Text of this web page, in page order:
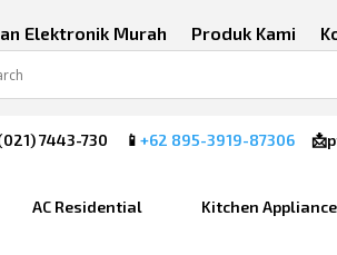
Elektronik Murah Produk Kami
021) 7443-730 📱 +62 895-3919-87306
AC Residential Kitchen